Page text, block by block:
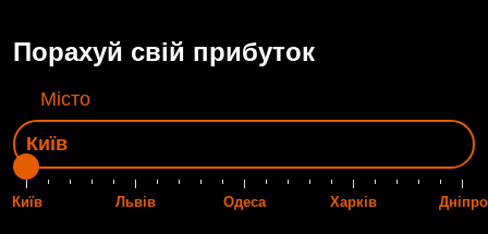
Порахуй свій прибуток
Місто
Київ Львів Одеса Харків Дніпро